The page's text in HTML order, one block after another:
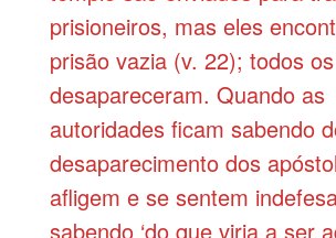
prisioneiros, mas eles
prisão vazia (v. 22); todos
desapareceram. Quando as
autoridades ficam sabendo
desaparecimento dos
afligem e se sentem
sabendo ‘do que viria a ser